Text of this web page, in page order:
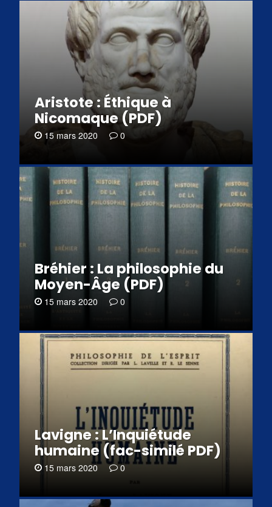
Aristote : Éthique à
Nicomaque (PDF)
15 mars 2020 0
Bréhier : La philosophie du
Moyen-Âge (PDF)
15 mars 2020 0
Lavigne : L’Inquiétude
humaine (fac-similé PDF)
15 mars 2020 0